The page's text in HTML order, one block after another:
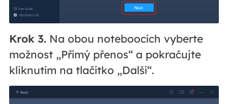
Krok 3.Na obou noteboocích vyberte
možnost „Přímý přenos“ a pokračujte
kliknutím na tlačítko „Další“.